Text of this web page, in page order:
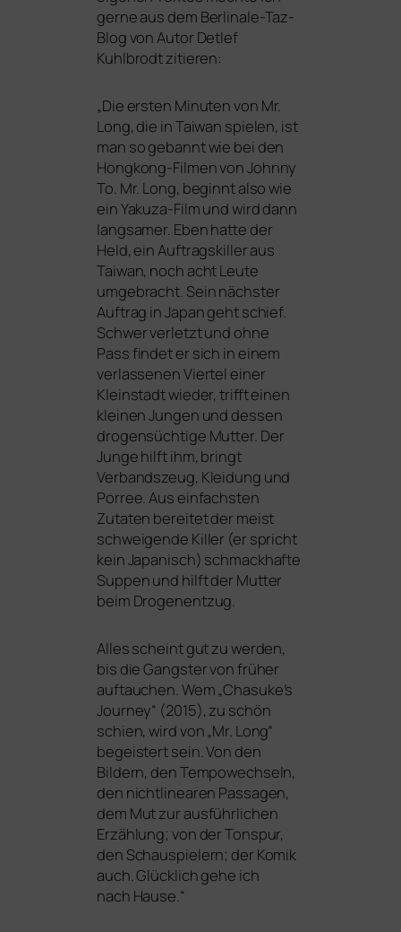
ger­ne aus dem Berlinale-Taz-
Blog von Autor Detlef
Kuhlbrodt zitieren:
„Die ers­ten Minuten von Mr.
Long, die in Taiwan spie­len, ist
man so gebannt wie bei den
Hongkong-Filmen von Johnny
To. Mr. Long, beginnt also wie
ein Yakuza-Film und wird dann
lang­sa­mer. Eben hat­te der
Held, ein Auftragskiller aus
Taiwan, noch acht Leute
umge­bracht. Sein nächs­ter
Auftrag in Japan geht schief.
Schwer ver­letzt und ohne
Pass fin­det er sich in einem
ver­las­se­nen Viertel einer
Kleinstadt wie­der, trifft einen
klei­nen Jungen und des­sen
dro­gen­süch­ti­ge Mutter. Der
Junge hilft ihm, bringt
Verbandszeug, Kleidung und
Porree. Aus ein­fachs­ten
Zutaten berei­tet der meist
schwei­gen­de Killer (er spricht
kein Japanisch) schmack­haf­te
Suppen und hilft der Mutter
beim Drogenentzug.
Alles scheint gut zu wer­den,
bis die Gangster von frü­her
auf­tau­chen. Wem „Chasuke’s
Journey“ (2015), zu schön
schien, wird von „Mr. Long“
begeis­tert sein. Von den
Bildern, den Tempowechseln,
den nicht­li­nea­ren Passagen,
dem Mut zur aus­führ­li­chen
Erzählung; von der Tonspur,
den Schauspielern; der Komik
auch. Glücklich gehe ich
nach Hause.“